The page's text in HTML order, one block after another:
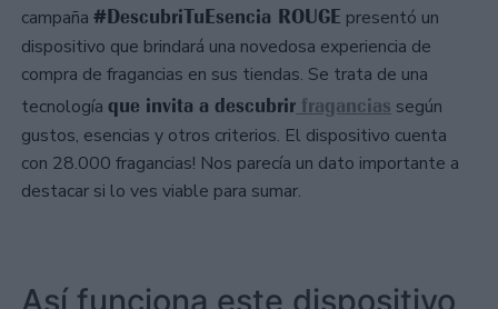
campaña #DescubriTuEsencia ROUGE presentó un
dispositivo que brindará una novedosa experiencia de
compra de fragancias en sus tiendas. Se trata de una
tecnología que invita a descubrir fragancias según
gustos, esencias y otros criterios. El dispositivo cuenta
con 28.000 fragancias! Nos parecía un dato importante a
destacar si lo ves viable para sumar.
Así funciona este dispositivo